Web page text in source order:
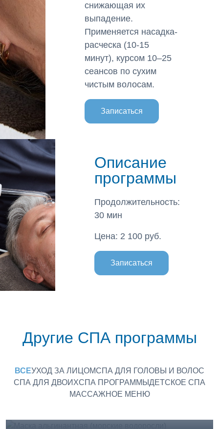
снижающая их
выпадение.
Применяется насадка-
расческа (10-15
минут), курсом 10–25
сеансов по сухим
чистым волосам.
Записаться
Описание
программы
Продолжительность:
30 мин
Цена: 2 100 руб.
Записаться
Другие СПА программы
ВСЕУХОД ЗА ЛИЦОМСПА ДЛЯ ГОЛОВЫ И ВОЛОС
СПА ДЛЯ ДВОИХСПА ПРОГРАММЫ ДЕТСКОЕ СПА
МАССАЖНОЕ МЕНЮ
Маска альгинантная (морские
водоросли)
Категории: Уход за лицом